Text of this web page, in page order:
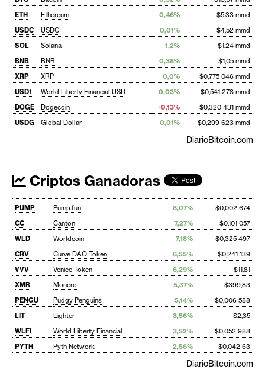
ETH
Ethereum 0,46%
$5,33 mmd
USDC
USDC 0,01%
$4,52 mmd
SOL
Solana 1,2%
$1,24 mmd
BNB
BNB 0,38%
$1,05 mmd
XRP
XRP 0,0%
$0,775 046 mmd
USD1
World Liberty Financial USD 0,03%
$0,541 278 mmd
DOGE
Dogecoin -0,13%
$0,320 431 mmd
USDG
Global Dollar 0,01% $0,299 623 mmd
DiarioBitcoin.com
Criptos Ganadoras
PUMP Pump.fun 8,07%
$0,002 674
CC
Canton 7,27%
$0,101 057
WLD
Worldcoin 7,18%
$0,325 497
CRV
Curve DAO Token 6,55%
$0,241 139
VVV
Venice Token 6,29%
$11,81
XMR
Monero 5,37%
$399,83
PENGU
Pudgy Penguins 5,14%
$0,006 588
LIT
Lighter 3,56%
$2,35
WLFI
World Liberty Financial 3,52%
$0,052 988
PYTH
Pyth Network 2,56% $0,042 63
DiarioBitcoin.com